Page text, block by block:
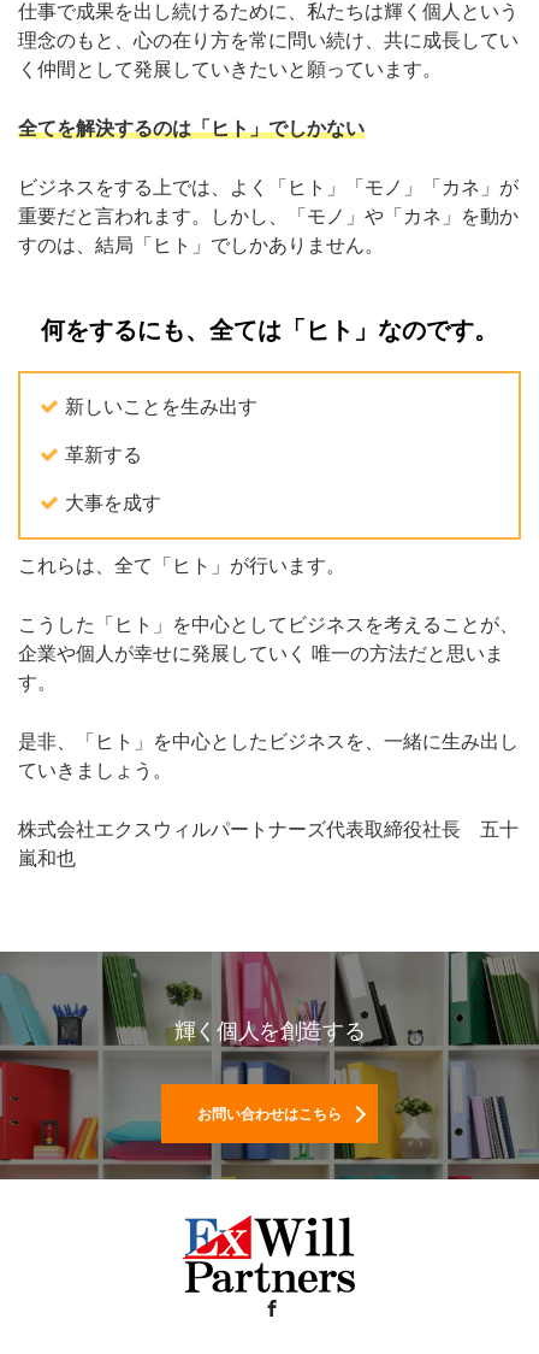
仕事で成果を出し続けるために、私たちは輝く個人という
理念のもと、心の在り方を常に問い続け、共に成長してい
く仲間として発展していきたいと願っています。
全てを解決するのは「ヒト」でしかない
ビジネスをする上では、よく「ヒト」「モノ」「カネ」が
重要だと言われます。しかし、「モノ」や「カネ」を動か
すのは、結局「ヒト」でしかありません。
何をするにも、全ては「ヒト」なのです。
新しいことを生み出す
革新する
大事を成す
これらは、全て「ヒト」が行います。
こうした「ヒト」を中心としてビジネスを考えることが、
企業や個人が幸せに発展していく
唯一の方法だと思いま
す。
是非、「ヒト」を中心としたビジネスを、一緒に生み出し
ていきましょう。
株式会社エクスウィルパートナーズ代表取締役社長 五十
嵐和也
輝く個人を創造する
お問い合わせはこちら